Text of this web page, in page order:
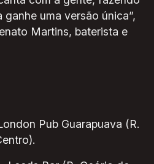
uma versão única”,
Martins, baterista e
Pub Guarapuava (R.